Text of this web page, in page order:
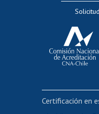
Cursos
Portal
Certificación en